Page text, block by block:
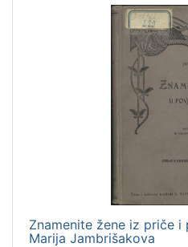
Znamenite žene iz priče
Marija Jambrišakova